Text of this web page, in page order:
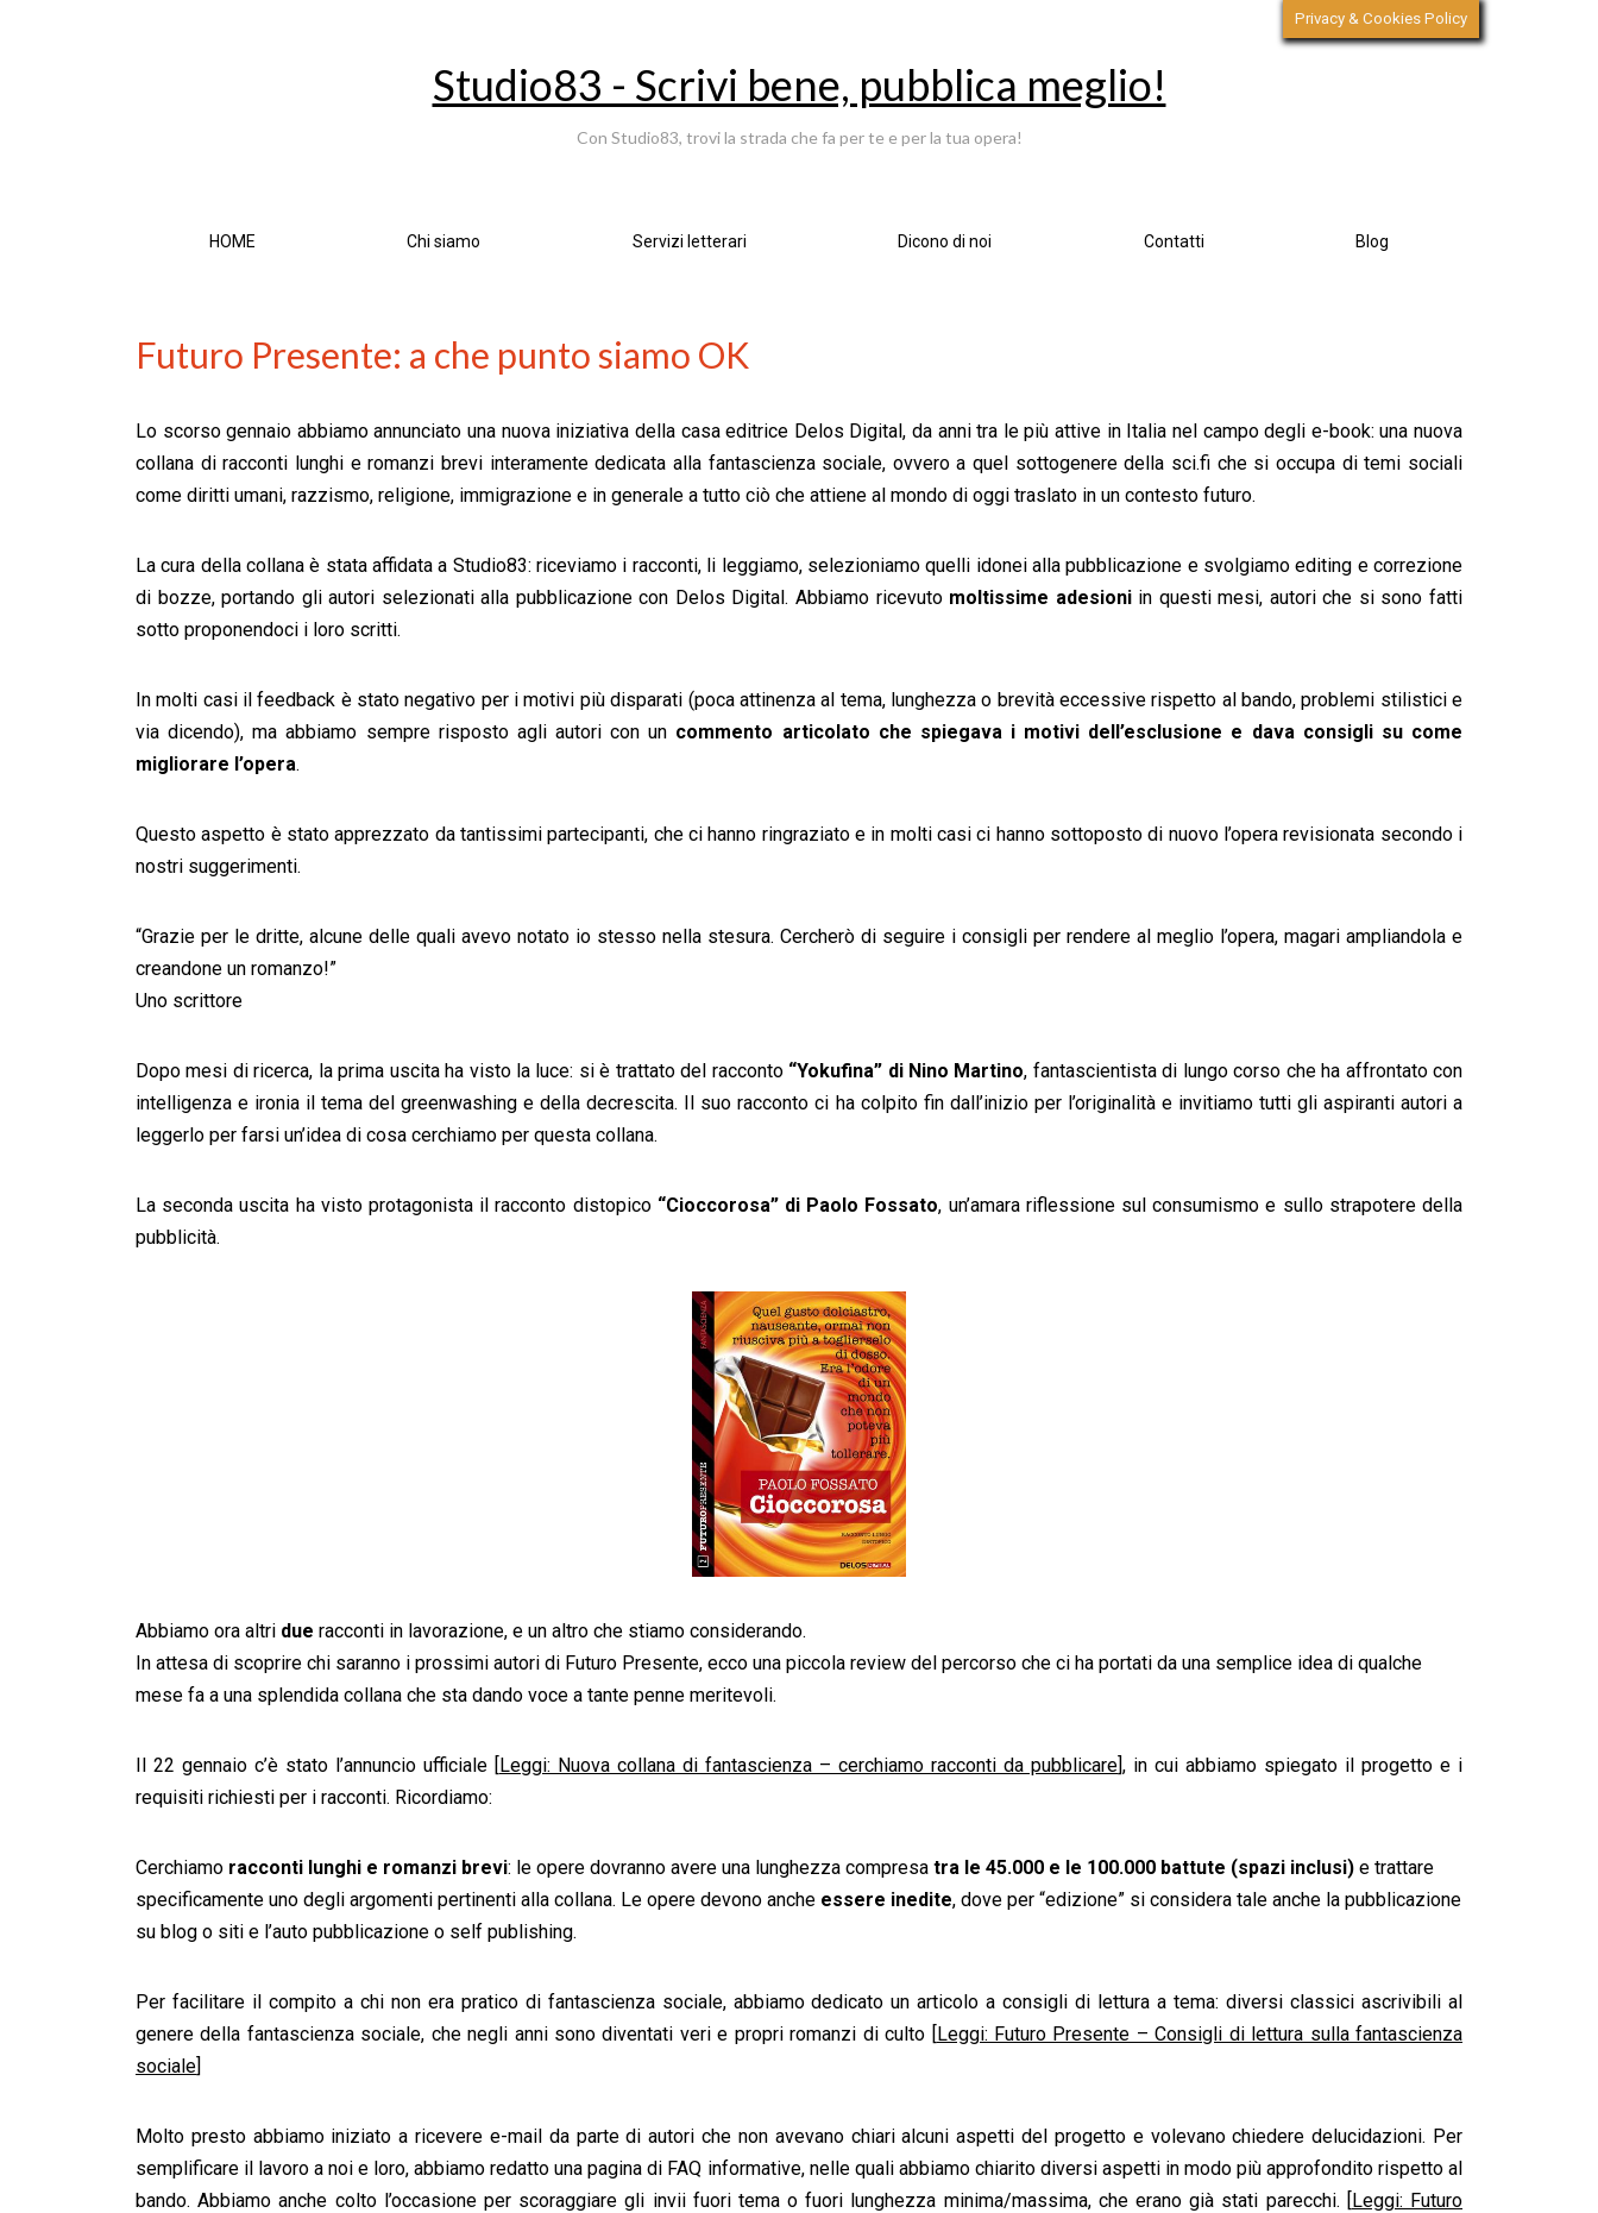
Studio83 - Scrivi bene, pubblica meglio!
Con Studio83, trovi la strada che fa per te e per la tua opera!
HOME Chi siamo Servizi letterari Dicono di noi Contatti Blog
Futuro Presente: a che punto siamo OK
Lo scorso gennaio abbiamo annunciato una nuova iniziativa della casa editrice Delos Digital, da anni tra le più attive in Italia nel campo degli e-book: una nuova
collana di racconti lunghi e romanzi brevi interamente dedicata alla fantascienza sociale, ovvero a quel sottogenere della sci.fi che si occupa di temi sociali
come diritti umani, razzismo, religione, immigrazione e in generale a tutto ciò che attiene al mondo di oggi traslato in un contesto futuro.
La cura della collana è stata affidata a Studio83: riceviamo i racconti, li leggiamo, selezioniamo quelli idonei alla pubblicazione e svolgiamo editing e correzione
di bozze, portando gli autori selezionati alla pubblicazione con Delos Digital. Abbiamo ricevutomoltissime adesioniin questi mesi, autori che si sono fatti
sotto proponendoci i loro scritti.
In molti casi il feedback è stato negativo per i motivi più disparati (poca attinenza al tema, lunghezza o brevità eccessive rispetto al bando, problemi stilistici e
via dicendo), ma abbiamo sempre risposto agli autori con un commento articolato che spiegava i motivi dell’esclusione e dava consigli su come
migliorare l’opera.
Questo aspetto è stato apprezzato da tantissimi partecipanti, che ci hanno ringraziato e in molti casi ci hanno sottoposto di nuovo l’opera revisionata secondo i
nostri suggerimenti.
“Grazie per le dritte, alcune delle quali avevo notato io stesso nella stesura. Cercherò di seguire i consigli per rendere al meglio l’opera, magari ampliandola e
creandone un romanzo!”
Uno scrittore
Dopo mesi di ricerca, la prima uscita ha visto la luce: si è trattato del racconto “Yokufina” di Nino Martino, fantascientista di lungo corso che ha affrontato con
intelligenza e ironia il tema del greenwashing e della decrescita. Il suo racconto ci ha colpito fin dall’inizio per l’originalità e invitiamo tutti gli aspiranti autori a
leggerlo per farsi un’idea di cosa cerchiamo per questa collana.
La seconda uscita ha visto protagonista il racconto distopico “Cioccorosa” di Paolo Fossato, un’amara riflessione sul consumismo e sullo strapotere della
pubblicità.
Abbiamo ora altri due racconti in lavorazione, e un altro che stiamo considerando.
In attesa di scoprire chi saranno i prossimi autori di Futuro Presente, ecco una piccola review del percorso che ci ha portati da una semplice idea di qualche
mese fa a una splendida collana che sta dando voce a tante penne meritevoli.
Il 22 gennaio c’è stato l’annuncio ufficiale [Leggi: Nuova collana di fantascienza – cerchiamo racconti da pubblicare], in cui abbiamo spiegato il progetto e i
requisiti richiesti per i racconti. Ricordiamo:
Cerchiamo racconti lunghi e romanzi brevi: le opere dovranno avere una lunghezza compresa tra le 45.000 e le 100.000 battute (spazi inclusi) e trattare
specificamente uno degli argomenti pertinenti alla collana. Le opere devono anche essere inedite, dove per “edizione” si considera tale anche la pubblicazione
su blog o siti e l’auto pubblicazione o self publishing.
Per facilitare il compito a chi non era pratico di fantascienza sociale, abbiamo dedicato un articolo a consigli di lettura a tema: diversi classici ascrivibili al
genere della fantascienza sociale, che negli anni sono diventati veri e propri romanzi di culto [Leggi: Futuro Presente – Consigli di lettura sulla fantascienza
sociale]
Molto presto abbiamo iniziato a ricevere e-mail da parte di autori che non avevano chiari alcuni aspetti del progetto e volevano chiedere delucidazioni. Per
semplificare il lavoro a noi e loro, abbiamo redatto una pagina di FAQ informative, nelle quali abbiamo chiarito diversi aspetti in modo più approfondito rispetto al
bando. Abbiamo anche colto l’occasione per scoraggiare gli invii fuori tema o fuori lunghezza minima/massima, che erano già stati parecchi. [Leggi: Futuro
Privacy & Cookies Policy